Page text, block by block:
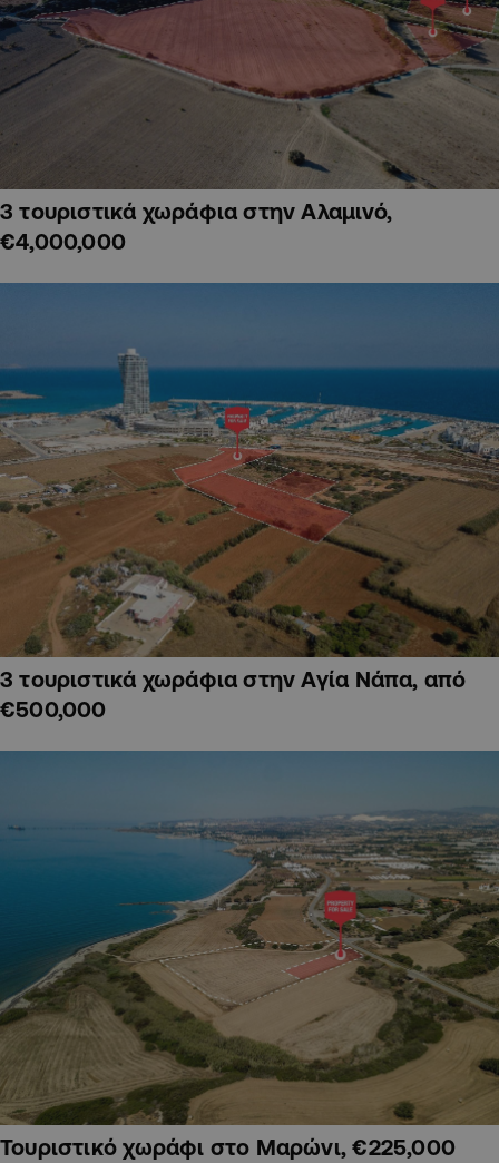
3 τουριστικά χωράφια στην Αλαμινό,
€4,000,000
3 τουριστικά χωράφια στην Αγία Νάπα, από
€500,000
Τουριστικό χωράφι στο Μαρώνι, €225,000